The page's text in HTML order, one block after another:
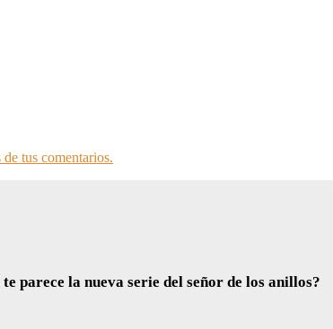
tus comentarios.
te parece la nueva serie del señor de los anillos?